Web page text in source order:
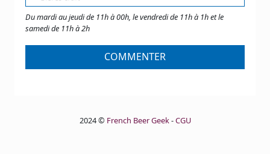
Du mardi au jeudi de 11h à 00h, le vendredi de 11h à 1h et le
samedi de 11h à 2h
COMMENTER
2024 © French Beer Geek-CGU